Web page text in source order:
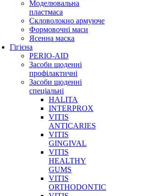
Моделювальна
пластмаса
Скловолокно армуюче
Формовочні маси
Ясенна маска
Гігієна
PERIO-AID
Засоби щоденні
профілактичні
Засоби щоденні
спеціальні
HALITA
INTERPROX
VITIS
ANTICARIES
VITIS
GINGIVAL
VITIS
HEALTHY
GUMS
VITIS
ORTHODONTIC